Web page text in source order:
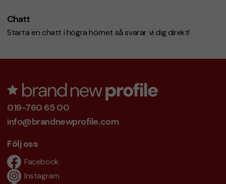
Chatt
Starta en chatt i högra hörnet så svarar vi dig direkt!
019-760 65 00
info@brandnewprofile.com
Följ oss
Facebook
Instagram